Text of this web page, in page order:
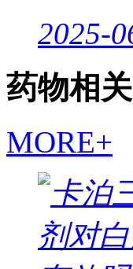
2025-
药物相关
MORE+